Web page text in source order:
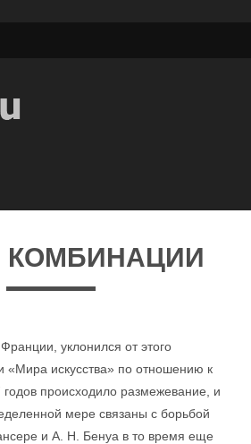
уклонился от этого
«Мира искусства» по отношению к
происходило размежевание, и
мере связаны с борьбой
и А. Н. Бенуа в то время еще